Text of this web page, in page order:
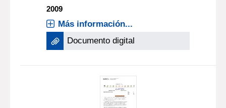
2009
Más información...
Documento digital